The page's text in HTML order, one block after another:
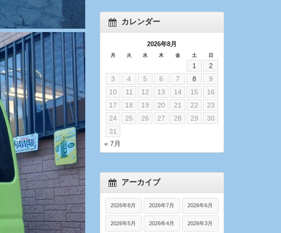
カレンダー
2026年8月
月 火 水 木 金 土 日
1
2
3
4 5 6 7 8
9
10
11 12 13 14 15
16
17
18 19 20 21 22
23
24
25 26 27 28 29
30
31
« 7月
アーカイブ
2026年8月 2026年7月 2026年6月
2026年5月 2026年4月 2026年3月